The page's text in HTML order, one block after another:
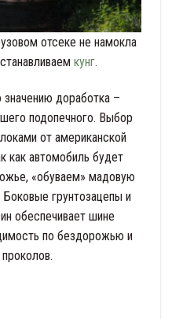
отсеке не намокла
кунг.
доработка –
подопечного. Выбор
от американской
как автомобиль будет
«обуваем» мадовую
Боковые грунтозацепы и
обеспечивает шине
по бездорожью и